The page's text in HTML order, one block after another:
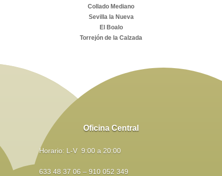
Collado Mediano
Sevilla la Nueva
El Boalo
Torrejón de la Calzada
Oficina Central
Horario: L-V 9:00 a 20:00
633 48 37 06 – 910 052 349